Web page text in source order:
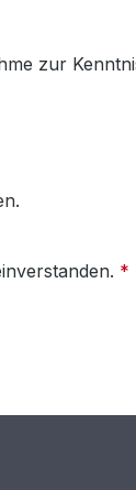
zur
.
*